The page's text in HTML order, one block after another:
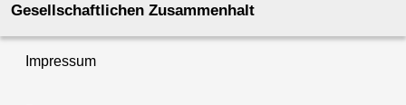
Gesellschaftlichen Zusammenhalt
Impressum